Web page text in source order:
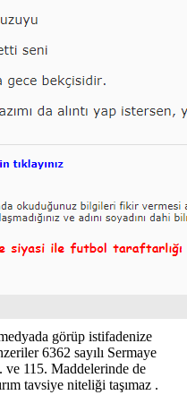
görüp istifadenize
6362 sayılı Sermaye
ve 115. Maddelerinde de
tavsiye niteliği taşımaz .